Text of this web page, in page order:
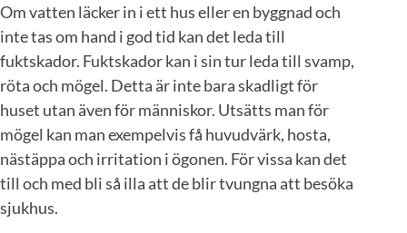
Om vatten läcker in i ett hus eller en byggnad och
inte tas om hand i god tid kan det leda till
fuktskador. Fuktskador kan i sin tur leda till svamp,
röta och mögel. Detta är inte bara skadligt för
huset utan även för människor. Utsätts man för
mögel kan man exempelvis få huvudvärk, hosta,
nästäppa och irritation i ögonen. För vissa kan det
till och med bli så illa att de blir tvungna att besöka
sjukhus.